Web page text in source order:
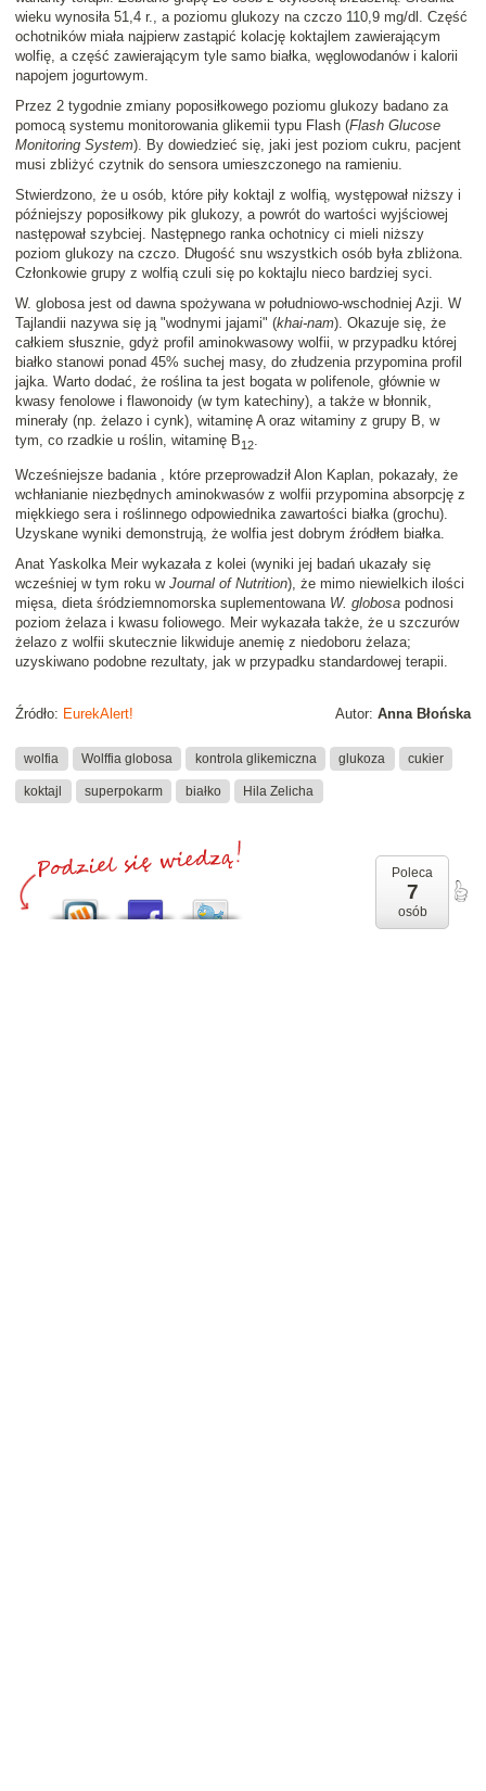
wieku wynosiła 51,4 r., a poziomu glukozy na czczo 110,9 mg/dl. Część
ochotników miała najpierw zastąpić kolację koktajlem zawierającym
wolfię, a część zawierającym tyle samo białka, węglowodanów i kalorii
napojem jogurtowym.
Przez 2 tygodnie zmiany poposiłkowego poziomu glukozy badano za
pomocą systemu monitorowania glikemii typu Flash (Flash Glucose
Monitoring System). By dowiedzieć się, jaki jest poziom cukru, pacjent
musi zbliżyć czytnik do sensora umieszczonego na ramieniu.
Stwierdzono, że u osób, które piły koktajl z wolfią, występował niższy i
późniejszy poposiłkowy pik glukozy, a powrót do wartości wyjściowej
następował szybciej. Następnego ranka ochotnicy ci mieli niższy
poziom glukozy na czczo. Długość snu wszystkich osób była zbliżona.
Członkowie grupy z wolfią czuli się po koktajlu nieco bardziej syci.
W. globosa jest od dawna spożywana w południowo-wschodniej Azji. W
Tajlandii nazywa się ją "wodnymi jajami" (khai-nam). Okazuje się, że
całkiem słusznie, gdyż profil aminokwasowy wolfii, w przypadku której
białko stanowi ponad 45% suchej masy, do złudzenia przypomina profil
jajka. Warto dodać, że roślina ta jest bogata w polifenole, głównie w
kwasy fenolowe i flawonoidy (w tym katechiny), a także w błonnik,
minerały (np. żelazo i cynk), witaminę A oraz witaminy z grupy B, w
tym, co rzadkie u roślin, witaminę B12.
Wcześniejsze badania , które przeprowadził Alon Kaplan, pokazały, że
wchłanianie niezbędnych aminokwasów z wolfii przypomina absorpcję z
miękkiego sera i roślinnego odpowiednika zawartości białka (grochu).
Uzyskane wyniki demonstrują, że wolfia jest dobrym źródłem białka.
Anat Yaskolka Meir wykazała z kolei (wyniki jej badań ukazały się
wcześniej w tym roku w Journal of Nutrition), że mimo niewielkich ilości
mięsa, dieta śródziemnomorska suplementowana W. globosa podnosi
poziom żelaza i kwasu foliowego. Meir wykazała także, że u szczurów
żelazo z wolfii skutecznie likwiduje anemię z niedoboru żelaza;
uzyskiwano podobne rezultaty, jak w przypadku standardowej terapii.
Autor: Anna Błońska
Źródło: EurekAlert!
wolfia Wolffia globosa kontrola glikemiczna glukoza cukier
koktajl superpokarm białko Hila Zelicha
Poleca
7
osób